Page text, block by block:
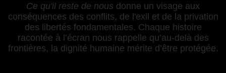
Ce qu'il reste de nous donne un visage aux
conséquences des conflits, de l'exil et de la privation
des libertés fondamentales. Chaque histoire
racontée à l’écran nous rappelle qu’au-delà des
frontières, la dignité humaine mérite d’être protégée.